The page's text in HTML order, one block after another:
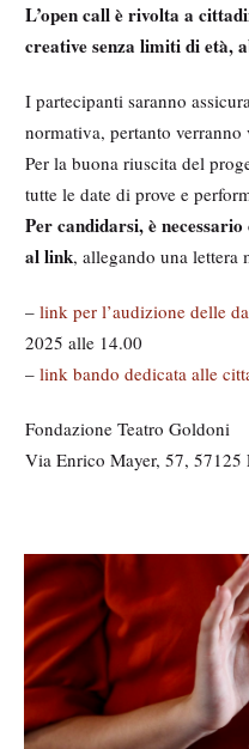
L’open call è rivolta a
creative senza limiti di età,
I partecipanti saranno
normativa, pertanto
Per la buona riuscita del
tutte le date di prove e
Per candidarsi, è
al link, allegando una lettera
– link per l’audizione delle
2025 alle 14.00
– link bando dedicata alle
Fondazione Teatro Goldoni
Via Enrico Mayer, 57,
M
e
d
i
a
g